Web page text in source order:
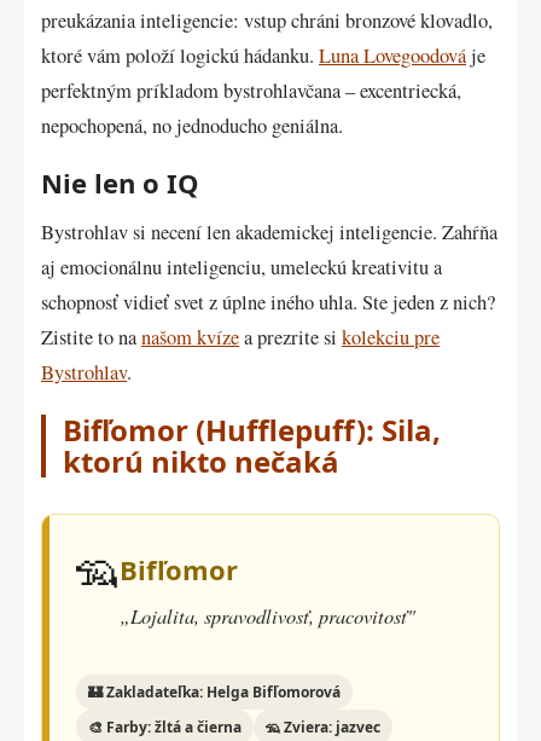
preukázania inteligencie: vstup chráni bronzové klovadlo,
ktoré vám položí logickú hádanku. Luna Lovegoodováje
perfektným príkladom bystrohlavčana – excentriecká,
nepochopená, no jednoducho geniálna.
Nie len o IQ
Bystrohlav si necení len akademickej inteligencie. Zahŕňa
aj emocionálnu inteligenciu, umeleckú kreativitu a
schopnosť vidieť svet z úplne iného uhla. Ste jeden z nich?
Zistite to nanašom kvízea prezrite si kolekciu pre
Bystrohlav.
Bifľomor (Hufflepuff): Sila,
ktorú nikto nečaká
🦡Bifľomor
„Lojalita, spravodlivosť, pracovitosť"
🏰 Zakladateľka: Helga Bifľomorová
🎨 Farby: žltá a čierna
🦡 Zviera: jazvec